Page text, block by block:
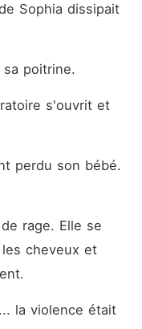
Sophia dissipait
poitrine.
s'ouvrit et
perdu son bébé.
rage. Elle se
cheveux et
la violence était